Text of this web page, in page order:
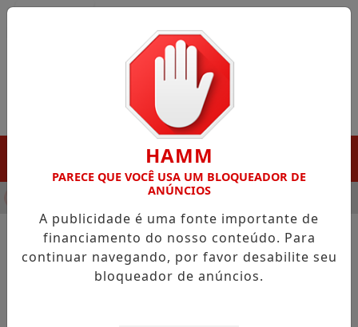
DESTAQUE EM PORTO GRANDE COM ATUAÇÃO VOLTADA
NOTÍCIAS/CÂMARA DOS DEPUTADOS
Comissão aprova proposta de
HAMM
PARECE QUE VOCÊ USA UM BLOQUEADOR DE
ANÚNCIOS
A publicidade é uma fonte importante de
financiamento do nosso conteúdo. Para
continuar navegando, por favor desabilite seu
bloqueador de anúncios.